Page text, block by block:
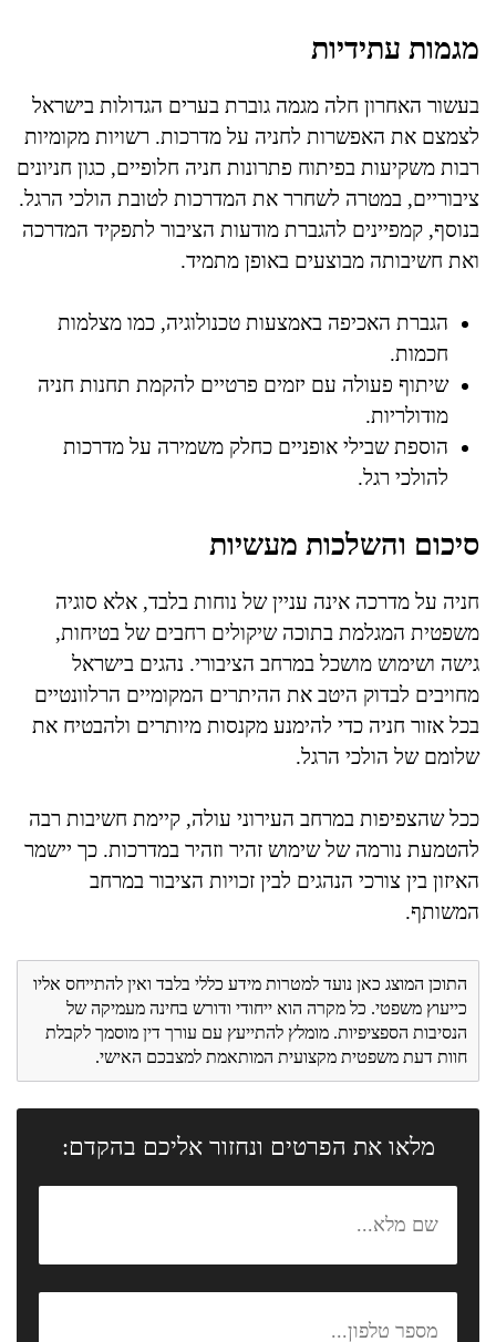
מגמות עתידיות
בעשור האחרון חלה מגמה גוברת בערים הגדולות בישראל
לצמצם את האפשרות לחניה על מדרכות. רשויות מקומיות
רבות משקיעות בפיתוח פתרונות חניה חלופיים, כגון חניונים
ציבוריים, במטרה לשחרר את המדרכות לטובת הולכי הרגל.
בנוסף, קמפיינים להגברת מודעות הציבור לתפקיד המדרכה
ואת חשיבותה מבוצעים באופן מתמיד.
הגברת האכיפה באמצעות טכנולוגיה, כמו מצלמות
חכמות.
שיתוף פעולה עם יזמים פרטיים להקמת תחנות חניה
מודולריות.
הוספת שבילי אופניים כחלק משמירה על מדרכות
להולכי רגל.
סיכום והשלכות מעשיות
חניה על מדרכה אינה עניין של נוחות בלבד, אלא סוגיה
משפטית המגלמת בתוכה שיקולים רחבים של בטיחות,
גישה ושימוש מושכל במרחב הציבורי. נהגים בישראל
מחויבים לבדוק היטב את ההיתרים המקומיים הרלוונטיים
בכל אזור חניה כדי להימנע מקנסות מיותרים ולהבטיח את
שלומם של הולכי הרגל.
ככל שהצפיפות במרחב העירוני עולה, קיימת חשיבות רבה
להטמעת נורמה של שימוש זהיר וזהיר במדרכות. כך יישמר
האיזון בין צורכי הנהגים לבין זכויות הציבור במרחב
המשותף.
התוכן המוצג כאן נועד למטרות מידע כללי בלבד ואין להתייחס אליו
כייעוץ משפטי. כל מקרה הוא ייחודי ודורש בחינה מעמיקה של
הנסיבות הספציפיות. מומלץ להתייעץ עם עורך דין מוסמך לקבלת
חוות דעת משפטית מקצועית המותאמת למצבכם האישי.
מלאו את הפרטים ונחזור אליכם בהקדם: